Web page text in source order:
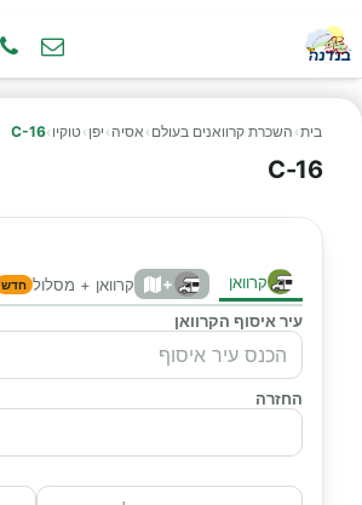
בית› השכרת קרוואנים בעולם › אסיה › יפן ›טוקיו ›
C-16
C-16
קרוואן + קרוואן + מסלול חדש
עיר איסוף הקרוואן
החזרה